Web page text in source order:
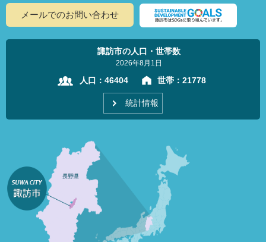
メールでのお問い合わせ
諏訪市の人口・世帯数
2026年8月1日
人口： 46404 世帯： 21778
統計情報